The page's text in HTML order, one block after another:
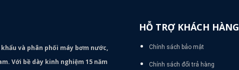
và phân phối máy bơm nước,
Với bề dày kinh nghiệm 15 năm
HỖ TRỢ KHÁCH HÀNG
Chính sách bảo mật
Chính sách đổi trả hàng